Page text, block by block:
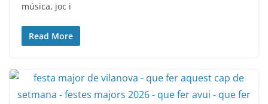
música, joc i
Read More